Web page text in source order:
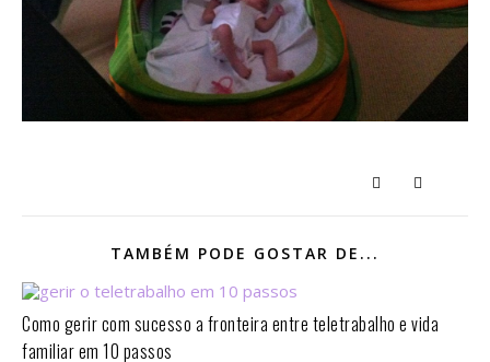
TAMBÉM PODE GOSTAR DE...
Como gerir com sucesso a fronteira entre teletrabalho e vida
familiar em 10 passos⁣